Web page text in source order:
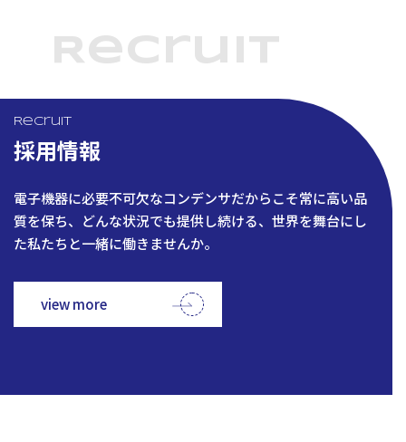
Recruit
Recruit
採用情報
電子機器に必要不可欠なコンデンサだからこそ常に高い品
質を保ち、どんな状況でも提供し続ける、世界を舞台にし
た私たちと一緒に働きませんか。
view more